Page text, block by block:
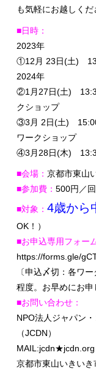
も気軽にお越しくだ
■日時：
2023年
①12月 23日(土)
2024年
②1月27日(土)
クショップ
③3月 2日(土)
ワークショップ
④3月28日(木)
■会場： 京都市東山
■参加費： 500円／
■対象： 4歳から
OK！）
■お申込専用フォー
https://forms.gle/
〔申込〆切：各ワ
程度。お早めにお申
■お問い合わせ：
NPO法人ジャパン
（JCDN）
MAIL:jcdn★jcdn.org
京都市東山いきい